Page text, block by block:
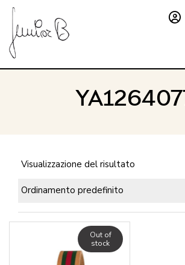
Visualizzazione del risultato
Ordinamento predefinito
Out of
stock